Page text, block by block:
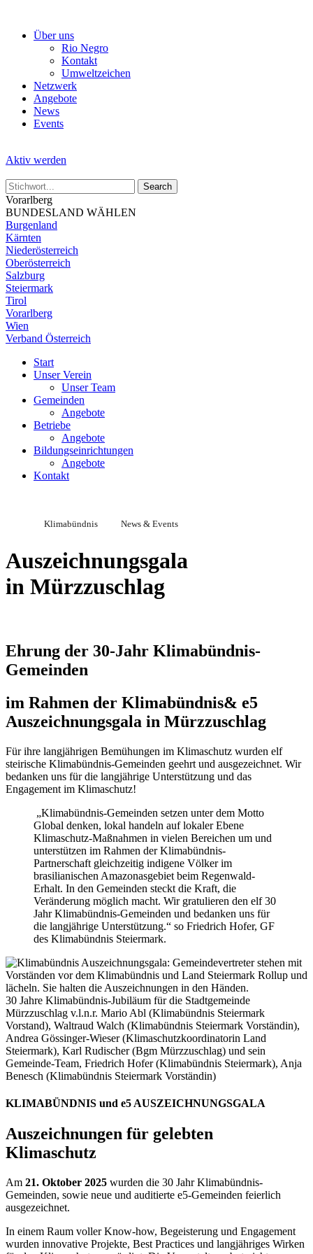
Über uns
Rio Negro
Kontakt
Umweltzeichen
Netzwerk
Angebote
News
Events
Aktiv werden
Vorarlberg
BUNDESLAND WÄHLEN
Burgenland
Kärnten
Niederösterreich
Oberösterreich
Salzburg
Steiermark
Tirol
Vorarlberg
Wien
Verband Österreich
Start
Unser Verein
Unser Team
Gemeinden
Angebote
Betriebe
Angebote
Bildungseinrichtungen
Angebote
Kontakt
Klimabündnis News & Events
Auszeichnungsgala
in Mürzzuschlag
Ehrung der 30-Jahr Klimabündnis-
Gemeinden
im Rahmen der Klimabündnis& e5
Auszeichnungsgala in Mürzzuschlag
Für ihre langjährigen Bemühungen im Klimaschutz wurden elf
steirische Klimabündnis-Gemeinden geehrt und ausgezeichnet. Wir
bedanken uns für die langjährige Unterstützung und das
Engagement im Klimaschutz!
„Klimabündnis-Gemeinden setzen unter dem Motto
Global denken, lokal handeln auf lokaler Ebene
Klimaschutz-Maßnahmen in vielen Bereichen um und
unterstützen im Rahmen der Klimabündnis-
Partnerschaft gleichzeitig indigene Völker im
brasilianischen Amazonasgebiet beim Regenwald-
Erhalt. In den Gemeinden steckt die Kraft, die
Veränderung möglich macht. Wir gratulieren den elf 30
Jahr Klimabündnis-Gemeinden und bedanken uns für
die langjährige Unterstützung.“ so Friedrich Hofer, GF
des Klimabündnis Steiermark.
30 Jahre Klimabündnis-Jubiläum für die Stadtgemeinde
Mürzzuschlag v.l.n.r. Mario Abl (Klimabündnis Steiermark
Vorstand), Waltraud Walch (Klimabündnis Steiermark Vorständin),
Andrea Gössinger-Wieser (Klimaschutzkoordinatorin Land
Steiermark), Karl Rudischer (Bgm Mürzzuschlag) und sein
Gemeinde-Team, Friedrich Hofer (Klimabündnis Steiermark), Anja
Benesch (Klimabündnis Steiermark Vorständin)
KLIMABÜNDNIS und e5 AUSZEICHNUNGSGALA
Auszeichnungen für gelebten
Klimaschutz
Am 21. Oktober 2025 wurden die 30 Jahr Klimabündnis-
Gemeinden, sowie neue und auditierte e5-Gemeinden feierlich
ausgezeichnet.
In einem Raum voller Know-how, Begeisterung und Engagement
wurden innovative Projekte, Best Practices und langjähriges Wirken